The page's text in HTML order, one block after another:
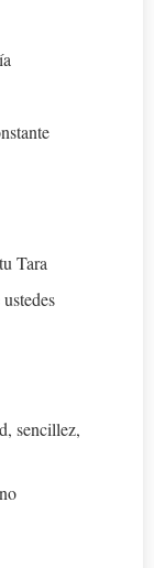
Tara
sencillez,